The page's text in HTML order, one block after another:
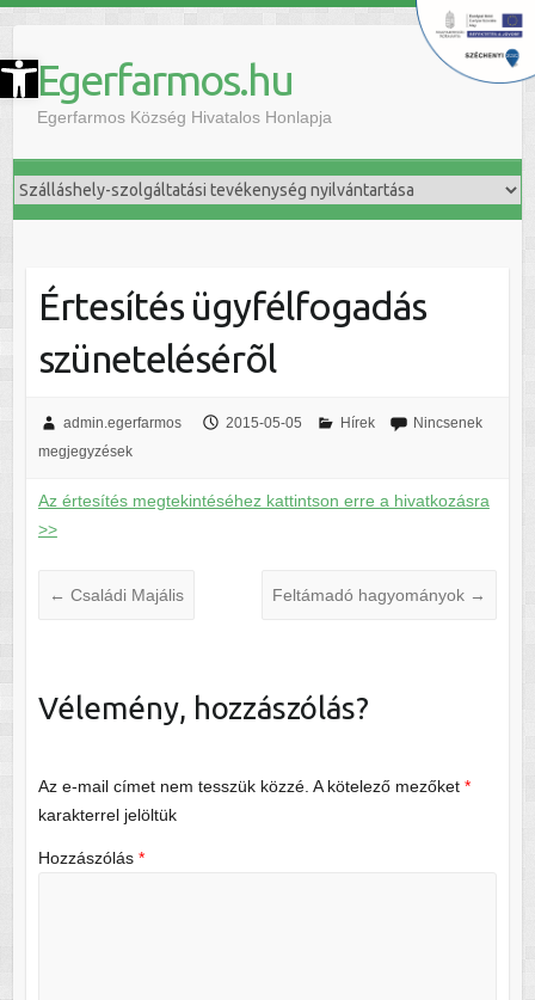
Eszköztár megnyitása Egerfarmos.hu
Egerfarmos Község Hivatalos Honlapja
Értesítés ügyfélfogadás
szünetelésérõl
admin.egerfarmos 2015-05-05 Hírek
Nincsenek
megjegyzések
Az értesítés megtekintéséhez kattintson erre a hivatkozásra
>>
← Családi Majális Feltámadó hagyományok →
Vélemény, hozzászólás?
Az e-mail címet nem tesszük közzé. A kötelező mezőket *
karakterrel jelöltük
Hozzászólás *